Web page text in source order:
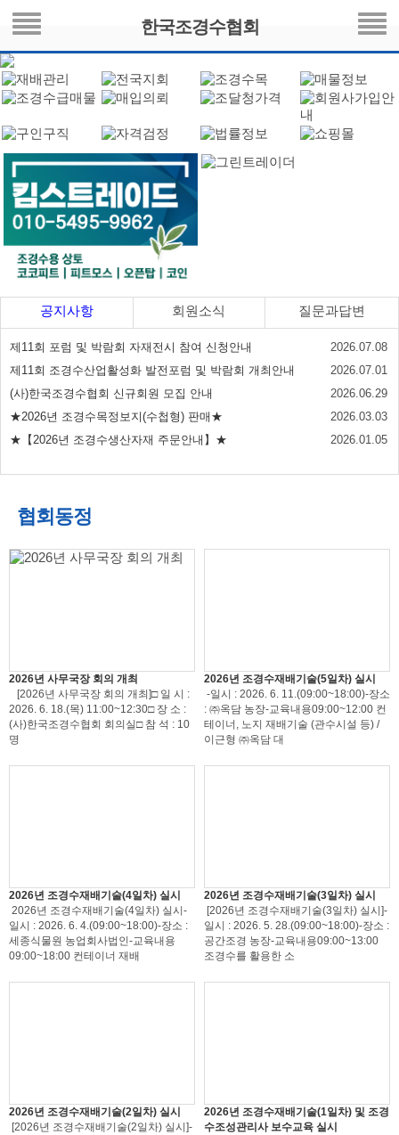
한국조경수협회
공지사항 회원소식 질문과답변
제11회 포럼 및 박람회 자재전시 참여 신청안내
2026.07.08
제11회 조경수산업활성화 발전포럼 및 박람회 개최안내
2026.07.01
(사)한국조경수협회 신규회원 모집 안내
2026.06.29
★2026년 조경수목정보지(수첩형) 판매★
2026.03.03
★【2026년 조경수생산자재 주문안내】★
2026.01.05
협회동정
2026년 사무국장 회의 개최
[2026년 사무국장 회의 개최]□ 일 시 :
2026. 6. 18.(목) 11:00~12:30□ 장 소 :
(사)한국조경수협회 회의실□ 참 석 : 10
명
2026년 조경수재배기술(5일차) 실시
-일시 : 2026. 6. 11.(09:00~18:00)-장소
: ㈜옥담 농장-교육내용09:00~12:00 컨
테이너, 노지 재배기술 (관수시설 등) /
이근형 ㈜옥담 대
2026년 조경수재배기술(4일차) 실시
2026년 조경수재배기술(4일차) 실시-
일시 : 2026. 6. 4.(09:00~18:00)-장소 :
세종식물원 농업회사법인-교육내용
09:00~18:00 컨테이너 재배
2026년 조경수재배기술(3일차) 실시
[2026년 조경수재배기술(3일차) 실시]-
일시 : 2026. 5. 28.(09:00~18:00)-장소 :
공간조경 농장-교육내용09:00~13:00
조경수를 활용한 소
2026년 조경수재배기술(2일차) 실시
[2026년 조경수재배기술(2일차) 실시]-
2026년 조경수재배기술(1일차) 및 조경
수조성관리사 보수교육 실시